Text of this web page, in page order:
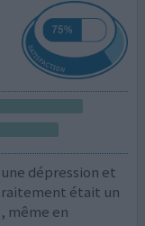
dépression et
était un
même en